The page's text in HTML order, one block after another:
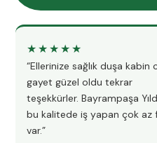
★★★★★
“Ellerinize sağlık duşa kabin
gayet güzel oldu tekrar
teşekkürler. Bayrampaşa
bu kalitede iş yapan çok az
var.”